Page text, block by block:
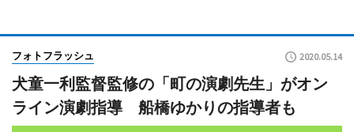
フォトフラッシュ 2020.05.14
犬童一利監督監修の「町の演劇先生」がオン
ライン演劇指導 船橋ゆかりの指導者も